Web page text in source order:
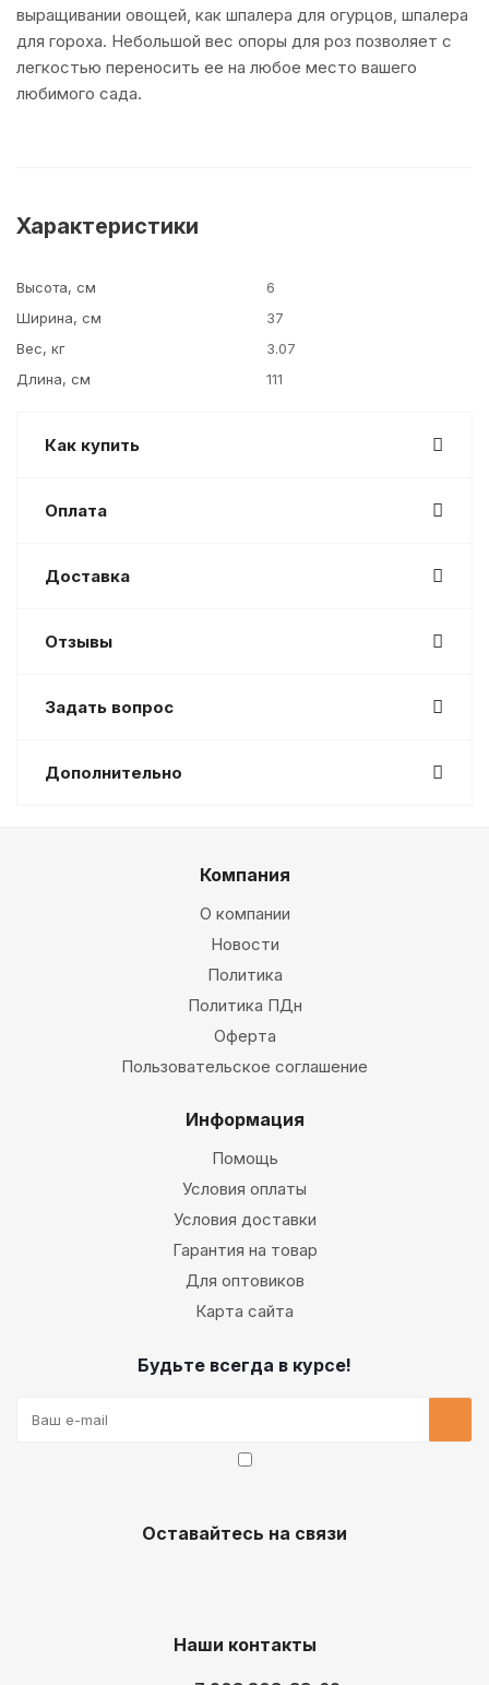
выращивании овощей, как шпалера для огурцов, шпалера
для гороха. Небольшой вес опоры для роз позволяет с
легкостью переносить ее на любое место вашего
любимого сада.
Характеристики
Высота, см
6
Ширина, см
37
Вес, кг
3.07
Длина, см
111
Как купить
Оплата
Доставка
Отзывы
Задать вопрос
Дополнительно
Компания
О компании
Новости
Политика
Политика ПДн
Оферта
Пользовательское соглашение
Информация
Помощь
Условия оплаты
Условия доставки
Гарантия на товар
Для оптовиков
Карта сайта
Будьте всегда в курсе!
Оставайтесь на связи
Наши контакты